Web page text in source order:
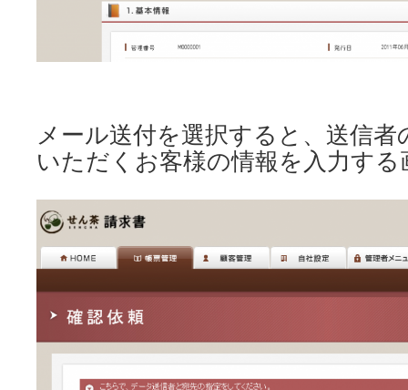
メール送付を選択すると、送信
いただくお客様の情報を入力す